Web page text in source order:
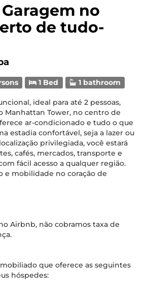
no
de tudo-
1 Bed 1 bathroom
ideal para até 2 pessoas,
Manhattan Tower, no centro de
ar-condicionado e tudo o que
estadia confortável, seja a lazer ou
privilegiada, você estará
cafés, mercados, transporte e
fácil acesso a qualquer região.
e mobilidade no coração de
Airbnb, não cobramos taxa de
que oferece as seguintes
hóspedes: